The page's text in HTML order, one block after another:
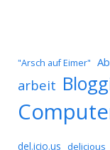
"Arsch auf Eimer"
arbeit
del.icio.us delicious